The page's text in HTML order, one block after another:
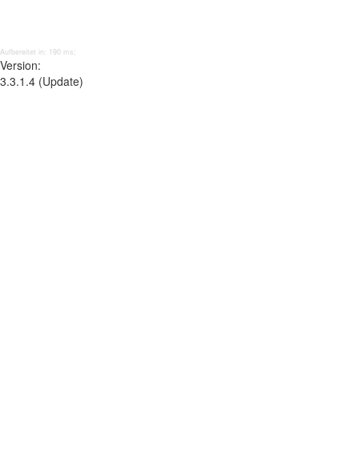
Aufbereitet in: 190 ms;
Version:
3.3.1.4 (Update)